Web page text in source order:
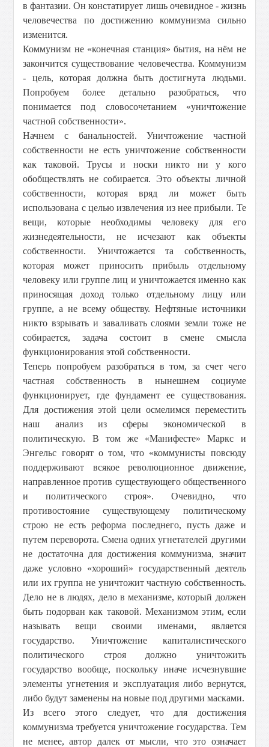
в фантазии. Он констатирует лишь очевидное - жизнь
человечества по достижению коммунизма сильно
изменится.
Коммунизм не «конечная станция» бытия, на нём не
закончится существование человечества. Коммунизм
- цель, которая должна быть достигнута людьми.
Попробуем более детально разобраться, что
понимается под словосочетанием «уничтожение
частной собственности».
Начнем с банальностей. Уничтожение частной
собственности не есть уничтожение собственности
как таковой. Трусы и носки никто ни у кого
обобществлять не собирается. Это объекты личной
собственности, которая вряд ли может быть
использована с целью извлечения из нее прибыли. Те
вещи, которые необходимы человеку для его
жизнедеятельности, не исчезают как объекты
собственности. Уничтожается та собственность,
которая может приносить прибыль отдельному
человеку или группе лиц и уничтожается именно как
приносящая доход только отдельному лицу или
группе, а не всему обществу. Нефтяные источники
никто взрывать и заваливать слоями земли тоже не
собирается, задача состоит в смене смысла
функционирования этой собственности.
Теперь попробуем разобраться в том, за счет чего
частная собственность в нынешнем социуме
функционирует, где фундамент ее существования.
Для достижения этой цели осмелимся переместить
наш анализ из сферы экономической в
политическую. В том же «Манифесте» Маркс и
Энгельс говорят о том, что «коммунисты повсюду
поддерживают всякое революционное движение,
направленное против существующего общественного
и политического строя». Очевидно, что
противостояние существующему политическому
строю не есть реформа последнего, пусть даже и
путем переворота. Смена одних угнетателей другими
не достаточна для достижения коммунизма, значит
даже условно «хороший» государственный деятель
или их группа не уничтожит частную собственность.
Дело не в людях, дело в механизме, который должен
быть подорван как таковой. Механизмом этим, если
называть вещи своими именами, является
государство. Уничтожение капиталистического
политического строя должно уничтожить
государство вообще, поскольку иначе исчезнувшие
элементы угнетения и эксплуатация либо вернутся,
либо будут заменены на новые под другими масками.
Из всего этого следует, что для достижения
коммунизма требуется уничтожение государства. Тем
не менее, автор далек от мысли, что это означает